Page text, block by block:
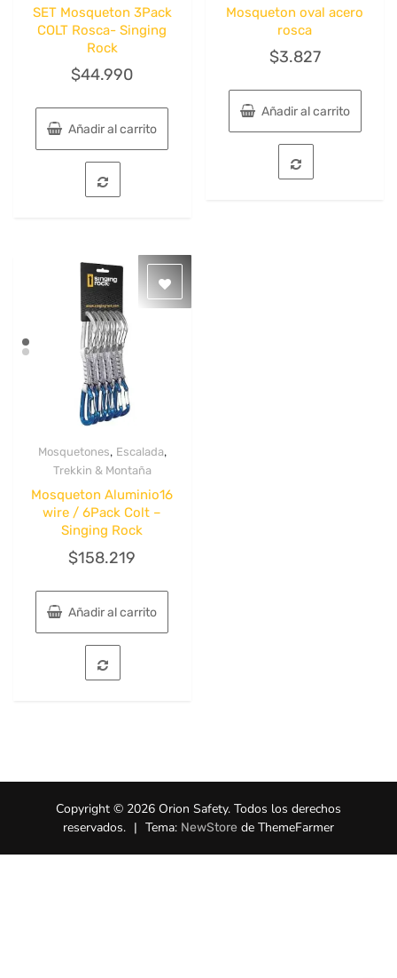
SET Mosqueton 3Pack
COLT Rosca- Singing
Rock
$44.990
Añadir al carrito
Mosqueton oval acero
rosca
$3.827
Añadir al carrito
Quick View
Mosquetones, Escalada,
Trekkin & Montaña
Mosqueton Aluminio16
wire / 6Pack Colt –
Singing Rock
$158.219
Añadir al carrito
Copyright © 2026 Orion Safety. Todos los derechos
reservados. | Tema: NewStore de ThemeFarmer